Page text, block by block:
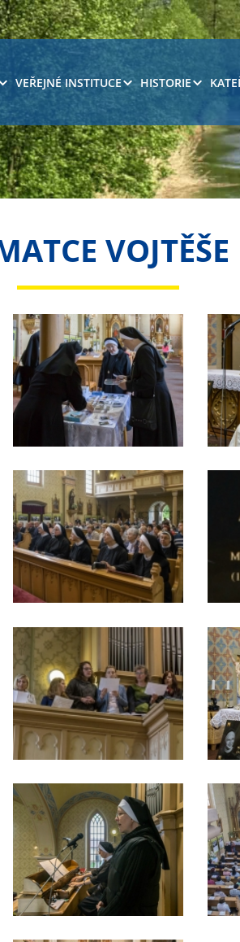
VEŘEJNÉ INSTITUCE HISTORIE